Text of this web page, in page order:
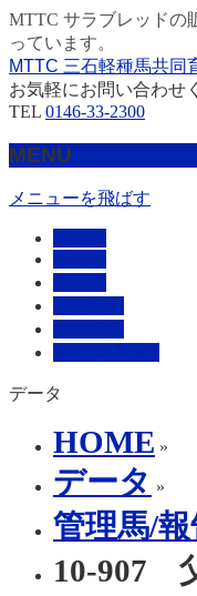
MTTC サラブレッドの
っています。
MTTC 三石軽種馬共同
お気軽にお問い合わせ
TEL 0146-33-2300
MENU
メニューを飛ばす
データ
HOME »
データ »
管理馬/
10-907